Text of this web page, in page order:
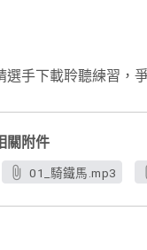
選手下載聆聽練習，
關附件
01_騎鐵馬.mp3